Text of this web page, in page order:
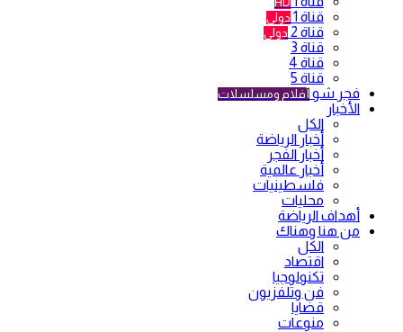
قناة 1 دولي
قناة 2 دولي
قناة 3
قناة 4
قناة 5
فجر شو أفلام ومسلسلات
الأخبار
الكل
أخبار الرياضة
أخبار الفجر
أخبار عالمية
فلسطينيات
محليات
أهداف الرياضة
من هنا وهناك
الكل
اقتصاد
تكنولوجيا
فن وتلفزيون
قضايا
منوعات